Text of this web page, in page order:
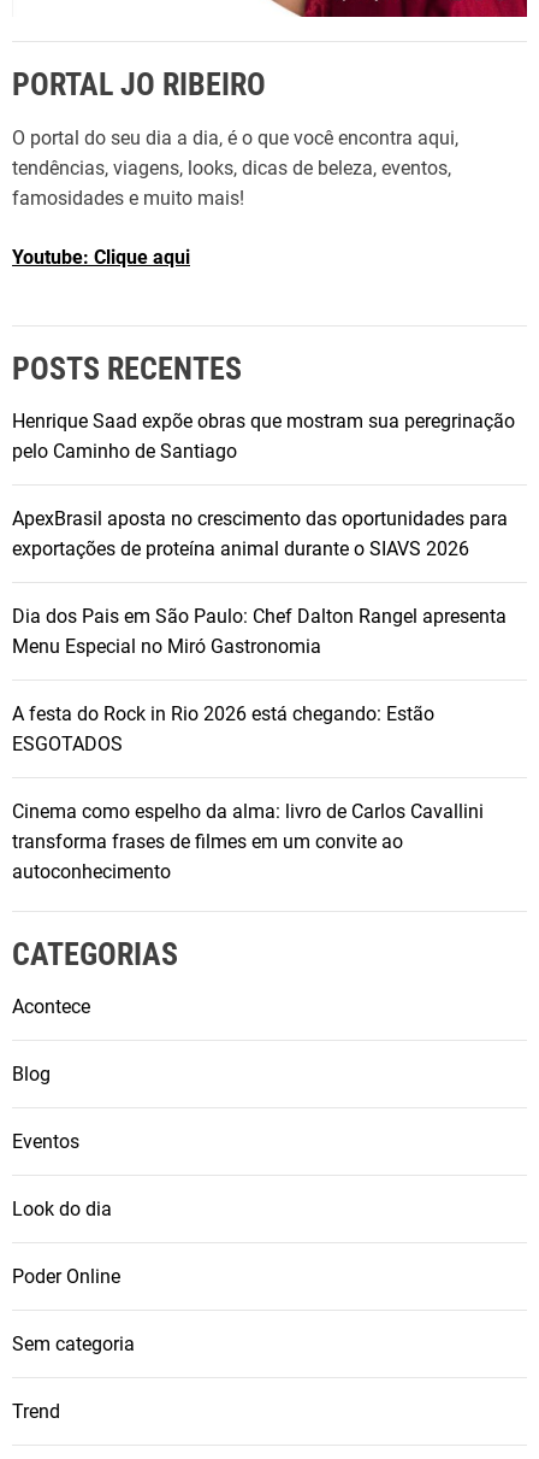
PORTAL JO RIBEIRO
O portal do seu dia a dia, é o que você encontra aqui,
tendências, viagens, looks, dicas de beleza, eventos,
famosidades e muito mais!
Youtube: Clique aqui
POSTS RECENTES
Henrique Saad expõe obras que mostram sua peregrinação
pelo Caminho de Santiago
ApexBrasil aposta no crescimento das oportunidades para
exportações de proteína animal durante o SIAVS 2026
Dia dos Pais em São Paulo: Chef Dalton Rangel apresenta
Menu Especial no Miró Gastronomia
A festa do Rock in Rio 2026 está chegando: Estão
ESGOTADOS
Cinema como espelho da alma: livro de Carlos Cavallini
transforma frases de filmes em um convite ao
autoconhecimento
CATEGORIAS
Acontece
Blog
Eventos
Look do dia
Poder Online
Sem categoria
Trend